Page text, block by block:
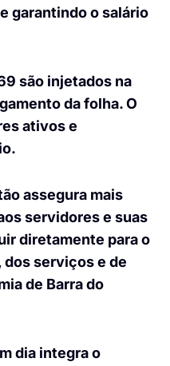
garantindo o salário
são injetados na
da folha. O
ativos e
assegura mais
servidores e suas
diretamente para o
serviços e de
de Barra do
dia integra o